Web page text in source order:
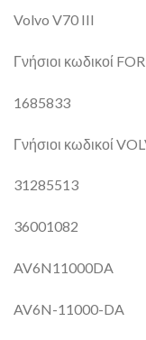
Volvo V70 III
Γνήσιοι κωδικοί
1685833
Γνήσιοι κωδικοί
31285513
36001082
AV6N11000DA
AV6N-11000-DA